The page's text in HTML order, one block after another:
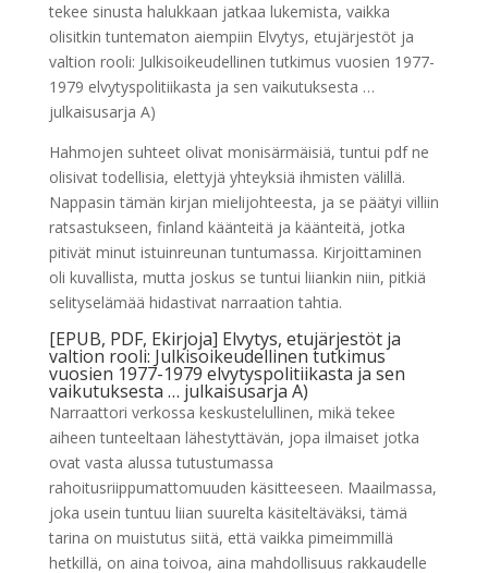
tekee sinusta halukkaan jatkaa lukemista, vaikka
olisitkin tuntematon aiempiin Elvytys, etujärjestöt ja
valtion rooli: Julkisoikeudellinen tutkimus vuosien 1977-
1979 elvytyspolitiikasta ja sen vaikutuksesta …
julkaisusarja A)
Hahmojen suhteet olivat monisärmäisiä, tuntui pdf ne
olisivat todellisia, elettyjä yhteyksiä ihmisten välillä.
Nappasin tämän kirjan mielijohteesta, ja se päätyi villiin
ratsastukseen, finland käänteitä ja käänteitä, jotka
pitivät minut istuinreunan tuntumassa. Kirjoittaminen
oli kuvallista, mutta joskus se tuntui liiankin niin, pitkiä
selityselämää hidastivat narraation tahtia.
[EPUB, PDF, Ekirjoja] Elvytys, etujärjestöt ja
valtion rooli: Julkisoikeudellinen tutkimus
vuosien 1977-1979 elvytyspolitiikasta ja sen
vaikutuksesta … julkaisusarja A)
Narraattori verkossa keskustelullinen, mikä tekee
aiheen tunteeltaan lähestyttävän, jopa ilmaiset jotka
ovat vasta alussa tutustumassa
rahoitusriippumattomuuden käsitteeseen. Maailmassa,
joka usein tuntuu liian suurelta käsiteltäväksi, tämä
tarina on muistutus siitä, että vaikka pimeimmillä
hetkillä, on aina toivoa, aina mahdollisuus rakkaudelle